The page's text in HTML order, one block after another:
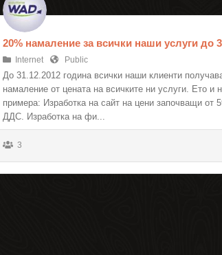
20% намаление за всички наши услуги до
Internet Public
До 31.12.2012 година всички наши клиенти
намаление от цената на всичките ни услуги. Ето и
примера: Изработка на сайт на цени започващи от
ДДС. Изработка на фи...
3